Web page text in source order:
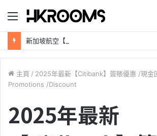
錄
主頁 / 2025年最新【Citibank】簽賬優惠 /現
Promotions /Discount
2025年最新